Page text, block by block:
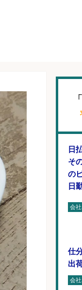
日
そ
の
日
会社
仕
出
会社